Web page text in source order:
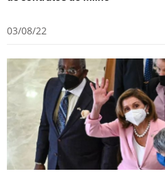
03/08/22